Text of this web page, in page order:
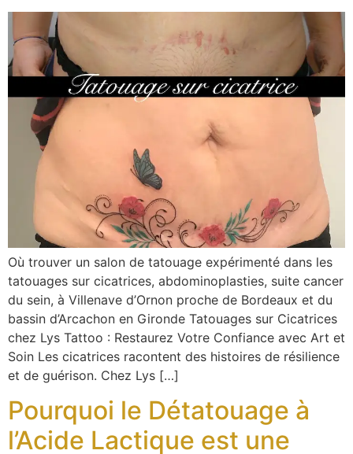
Où trouver un salon de tatouage expérimenté dans les
tatouages sur cicatrices, abdominoplasties, suite cancer
du sein, à Villenave d’Ornon proche de Bordeaux et du
bassin d’Arcachon en Gironde Tatouages sur Cicatrices
chez Lys Tattoo : Restaurez Votre Confiance avec Art et
Soin Les cicatrices racontent des histoires de résilience
et de guérison. Chez Lys […]
Pourquoi le Détatouage à
l’Acide Lactique est une